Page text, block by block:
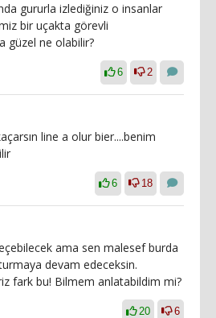
gururla izlediğiniz o insanlar
bir uçakta görevli
güzel ne olabilir?
6 2
line a olur bier....benim
6 18
ama sen malesef burda
devam edeceksin.
fark bu! Bilmem anlatabildim mi?
20 6